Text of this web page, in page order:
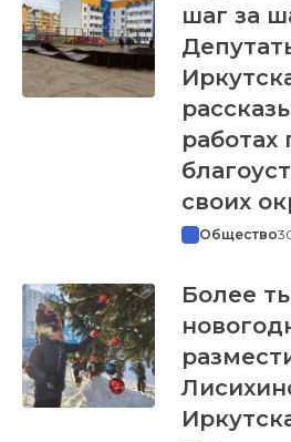
шаг за
работах
своих
Общество
Более